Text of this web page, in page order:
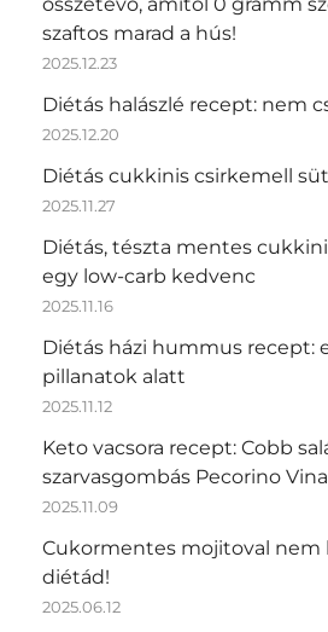
szaftos marad a hús!
2025.12.23
Diétás halászlé recept: nem
2025.12.20
Diétás cukkinis csirkemell
2025.11.27
Diétás, tészta mentes
egy low-carb kedvenc
2025.11.16
Diétás házi hummus recept:
pillanatok alatt
2025.11.12
Keto vacsora recept: Cobb
szarvasgombás Pecorino
2025.11.09
Cukormentes mojitoval nem
diétád!
2025.06.12